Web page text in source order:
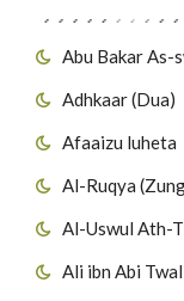
Abu Bakar As-
Adhkaar (Dua)
Afaaizu luheta
Al-Ruqya
Al-Uswul Ath-
Ali ibn Abi